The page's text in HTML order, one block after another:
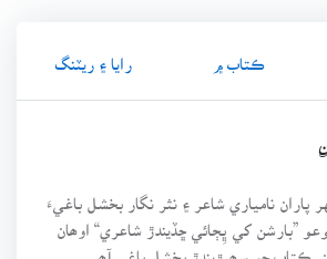
ڪتاب ۾ رايا ۽ ريٽنگ
پاران نامياري شاعر ۽ نثر نگار بخشل باغيءَ
”بارشن کي ڀِڄائي ڇڏيندڙ شاعري“ اوھان
ڪتاب جو سھيڙيندڙ بخشل باغي آھي.